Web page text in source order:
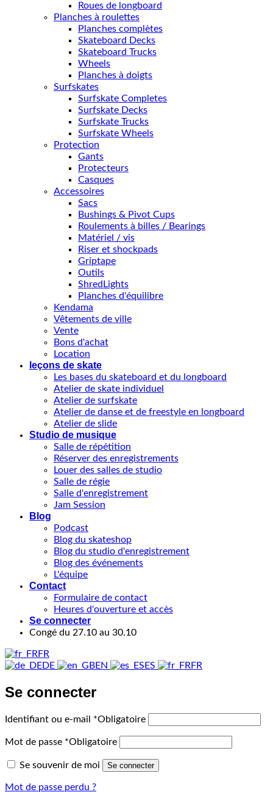
Roues de longboard
Planches à roulettes
Planches complètes
Skateboard Decks
Skateboard Trucks
Wheels
Planches à doigts
Surfskates
Surfskate Completes
Surfskate Decks
Surfskate Trucks
Surfskate Wheels
Protection
Gants
Protecteurs
Casques
Accessoires
Sacs
Bushings & Pivot Cups
Roulements à billes / Bearings
Matériel / vis
Riser et shockpads
Griptape
Outils
ShredLights
Planches d'équilibre
Kendama
Vêtements de ville
Vente
Bons d'achat
Location
leçons de skate
Les bases du skateboard et du longboard
Atelier de skate individuel
Atelier de surfskate
Atelier de danse et de freestyle en longboard
Atelier de slide
Studio de musique
Salle de répétition
Réserver des enregistrements
Louer des salles de studio
Salle de régie
Salle d'enregistrement
Jam Session
Blog
Podcast
Blog du skateshop
Blog du studio d'enregistrement
Blog des événements
L'équipe
Contact
Formulaire de contact
Heures d'ouverture et accès
Se connecter
Congé du 27.10 au 30.10
FR
DE
EN ES FR
Se connecter
Identifiant ou e-mail *Obligatoire
Mot de passe *Obligatoire
Se souvenir de moi Se connecter
Mot de passe perdu ?